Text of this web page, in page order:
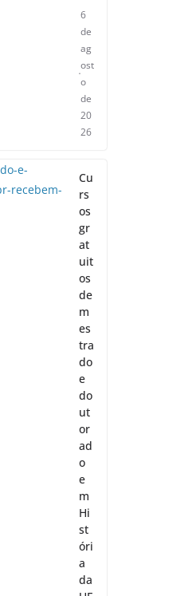
6
de
ag
ost
o
de
20
26
Cu
rs
os
gr
at
uit
os
de
m
es
tra
do
e
do
ut
or
ad
o
e
m
Hi
st
óri
a
da